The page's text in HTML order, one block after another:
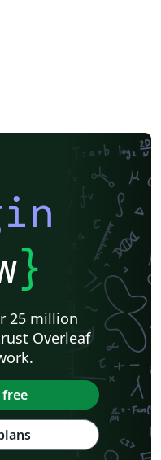
}
25 million
Overleaf